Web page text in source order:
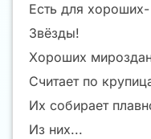
Есть для хороших-
Звёзды!
Хороших
Считает по
Их собирает
Из них...